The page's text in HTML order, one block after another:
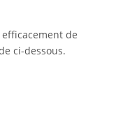
de
ci-dessous.